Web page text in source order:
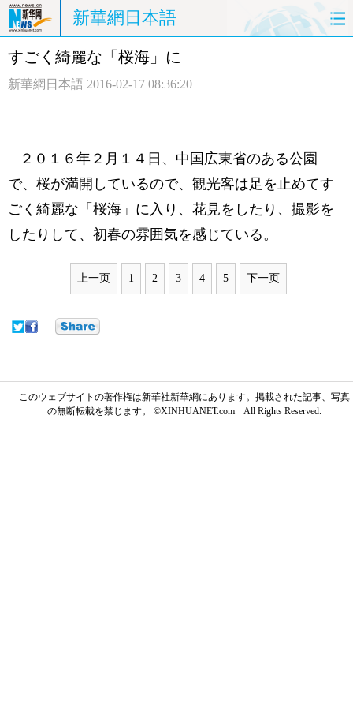
新華網日本語
ホームページ 政治
中日対訳
すごく綺麗な「桜海」に
新華網日本語 2016-02-17 08:36:20
２０１６年２月１４日、中国広東省のある公園
で、桜が満開しているので、観光客は足を止めてす
ごく綺麗な「桜海」に入り、花見をしたり、撮影を
したりして、初春の雰囲気を感じている。
上一页 1 2 3 4 5 下一页
このウェブサイトの著作権は新華社新華網にあります。掲載された記事、写真
の無断転載を禁じます。 ©XINHUANET.com All Rights Reserved.